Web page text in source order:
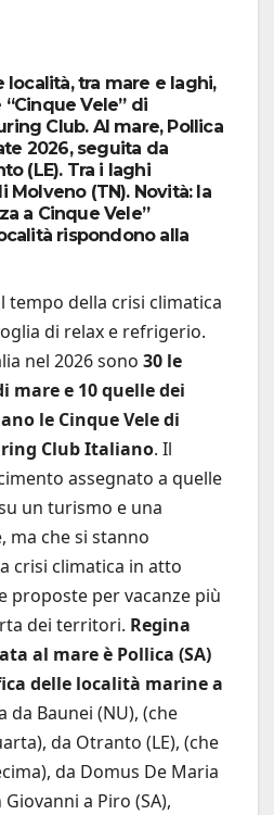
località, tra mare e laghi,
Vele” di
Club. Al mare, Pollica
2026, seguita da
(LE). Tra i laghi
(TN). Novità: la
a Cinque Vele”
rispondono alla
tempo della crisi climatica
di relax e refrigerio.
nel 2026 sono 30 le
mare e 10 quelle dei
le Cinque Vele di
Club Italiano. Il
assegnato a quelle
un turismo e una
ma che si stanno
crisi climatica in atto
proposte per vacanze più
dei territori. Regina
al mare è Pollica (SA)
delle località marine a
da Baunei (NU), (che
da Otranto (LE), (che
da Domus De Maria
a Piro (SA),